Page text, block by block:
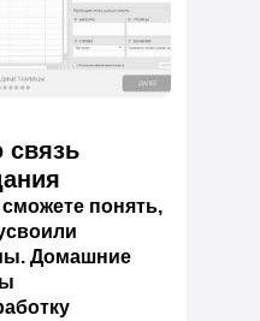
связь
понять,
Домашние